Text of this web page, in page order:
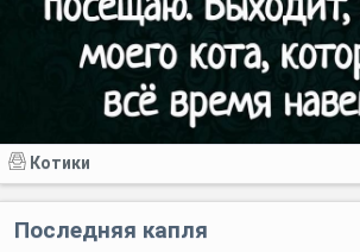
Котики
Последняя капля